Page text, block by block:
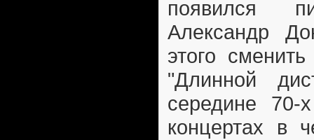
появился
Александр
этого
"Длинной
середине 70-
концертах в